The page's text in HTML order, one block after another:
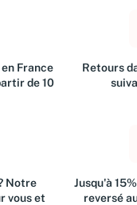
France
de 10
Retours
Notre
vous et
Jusqu'à
reversé